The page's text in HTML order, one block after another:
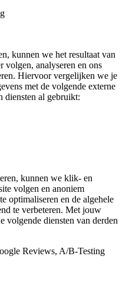
kunnen we het resultaat van
volgen, analyseren en ons
Hiervoor vergelijken we je
met de volgende externe
diensten al gebruikt:
kunnen we klik- en
volgen en anoniem
optimaliseren en de algehele
te verbeteren. Met jouw
volgende diensten van derden
Reviews, A/B-Testing